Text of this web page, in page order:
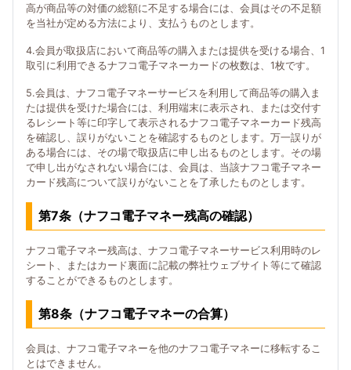
高が商品等の対価の総額に不足する場合には、会員はその不足額
を当社が定める方法により、支払うものとします。
4.会員が取扱店において商品等の購入または提供を受ける場合、1
取引に利用できるナフコ電子マネーカードの枚数は、1枚です。
5.会員は、ナフコ電子マネーサービスを利用して商品等の購入ま
たは提供を受けた場合には、利用端末に表示され、または交付す
るレシート等に印字して表示されるナフコ電子マネーカード残高
を確認し、誤りがないことを確認するものとします。万一誤りが
ある場合には、その場で取扱店に申し出るものとします。その場
で申し出がなされない場合には、会員は、当該ナフコ電子マネー
カード残高について誤りがないことを了承したものとします。
第7条（ナフコ電子マネー残高の確認）
ナフコ電子マネー残高は、ナフコ電子マネーサービス利用時のレ
シート、またはカード裏面に記載の弊社ウェブサイト等にて確認
することができるものとします。
第8条（ナフコ電子マネーの合算）
会員は、ナフコ電子マネーを他のナフコ電子マネーに移転するこ
とはできません。